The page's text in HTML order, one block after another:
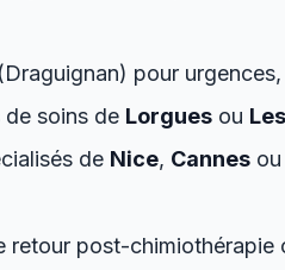
(Draguignan) pour
soins de Lorgues ou
de Nice, Cannes ou
retour post-